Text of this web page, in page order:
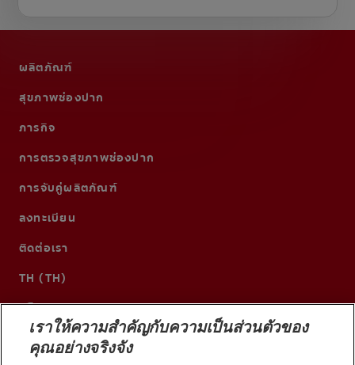
ผลิตภัณฑ์
สุขภาพช่องปาก
ภารกิจ
การตรวจสุขภาพช่องปาก
การจับคู่ผลิตภัณฑ์
ลงทะเบียน
ติดต่อเรา
TH (TH)
เราให้ความสำคัญกับความเป็นส่วนตัวของ
คุณอย่างจริงจัง